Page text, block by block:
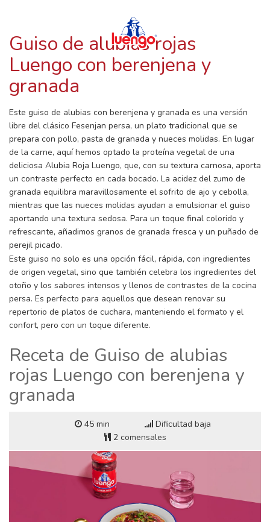
Guiso de alubias rojas
Luengo con berenjena y
granada
Este guiso de alubias con berenjena y granada es una versión
libre del clásico Fesenjan persa, un plato tradicional que se
prepara con pollo, pasta de granada y nueces molidas. En lugar
de la carne, aquí hemos optado la proteína vegetal de una
deliciosa Alubia Roja Luengo, que, con su textura carnosa, aporta
un contraste perfecto en cada bocado. La acidez del zumo de
granada equilibra maravillosamente el sofrito de ajo y cebolla,
mientras que las nueces molidas ayudan a emulsionar el guiso
aportando una textura sedosa. Para un toque final colorido y
refrescante, añadimos granos de granada fresca y un puñado de
perejil picado.
Este guiso no solo es una opción fácil, rápida, con ingredientes
de origen vegetal, sino que también celebra los ingredientes del
otoño y los sabores intensos y llenos de contrastes de la cocina
persa. Es perfecto para aquellos que desean renovar su
repertorio de platos de cuchara, manteniendo el formato y el
confort, pero con un toque diferente.
Receta de Guiso de alubias
rojas Luengo con berenjena y
granada
45 min
Dificultad baja
2 comensales